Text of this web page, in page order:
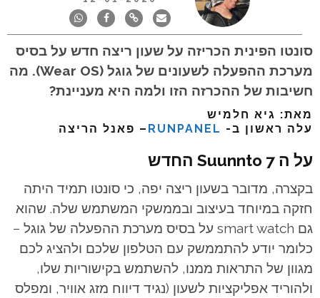
סונטו הפינית הכריזה על שעון ריצה חדש על בסיס
מערכת ההפעלה לשעונים של גוגל (Wear OS). מה
חשיבות של ההכרזה הזו ולמה היא מעניינת?
מאת: גיא חלמיש
עלה ראשון ב- RUNPANEL – פאנל הריצה
על ה Suunnto 7 החדש
בקצרה, מדובר בשעון ריצה יפה, כי סונטו תמיד היתה
חזקה במיוחד בעיצוב ובממשקי המשתמש שלה. שהוא
גם smart watch על בסיס מערכת ההפעלה של גוגל –
כלומר יודע להתממשק עם הטלפון שלכם ולהציג לכם
מגוון של התראות ממנו, להשתמש בקישוריות שלו,
ולהוריד אפליקציות לשעון (נגיד דיווח מזג אוויר, ומפלס